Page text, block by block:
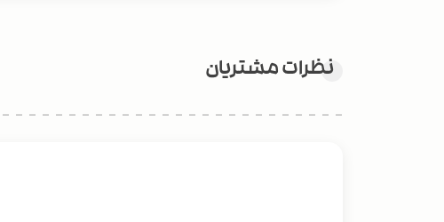
نظرات مشتریان